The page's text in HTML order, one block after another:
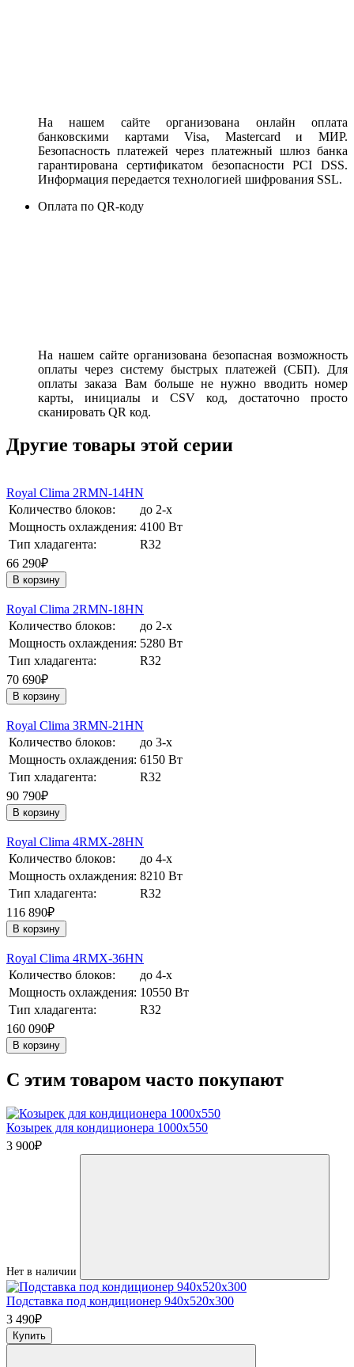
На нашем сайте организована онлайн оплата
банковскими картами Visa, Mastercard и МИР.
Безопасность платежей через платежный шлюз банка
гарантирована сертификатом безопасности PCI DSS.
Информация передается технологией шифрования SSL.
Оплата по QR-коду
На нашем сайте организована безопасная возможность
оплаты через систему быстрых платежей (СБП). Для
оплаты заказа Вам больше не нужно вводить номер
карты, инициалы и CSV код, достаточно просто
сканировать QR код.
Другие товары этой серии
Royal Clima 2RMN-14HN
Количество блоков:
до 2-х
Мощность охлаждения: 4100 Вт
Тип хладагента:
R32
66 290₽
В корзину
Royal Clima 2RMN-18HN
Количество блоков:
до 2-х
Мощность охлаждения: 5280 Вт
Тип хладагента:
R32
70 690₽
В корзину
Royal Clima 3RMN-21HN
Количество блоков:
до 3-х
Мощность охлаждения: 6150 Вт
Тип хладагента:
R32
90 790₽
В корзину
Royal Clima 4RMX-28HN
Количество блоков:
до 4-х
Мощность охлаждения: 8210 Вт
Тип хладагента:
R32
116 890₽
В корзину
Royal Clima 4RMX-36HN
Количество блоков:
до 4-х
Мощность охлаждения: 10550 Вт
Тип хладагента:
R32
160 090₽
В корзину
C этим товаром часто покупают
Козырек для кондиционера 1000х550
3 900₽
Нет в наличии
Подставка под кондиционер 940x520x300
3 490₽
Купить